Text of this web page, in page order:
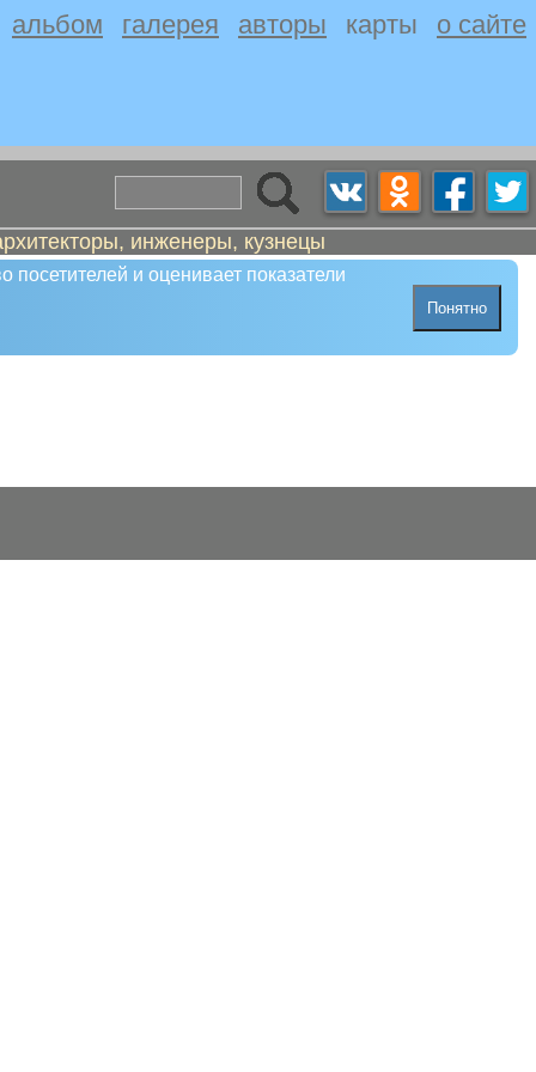
альбом галерея авторы карты о сайте
инженеры, кузнецы
и оценивает показатели
Понятно